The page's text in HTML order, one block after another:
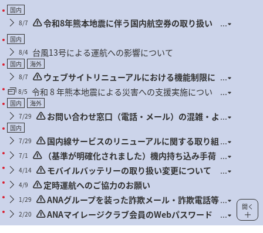
国内
8/7
令和8年熊本地震に伴う国内航空券の取り扱い
について
国内
8/4 台風13号による運航への影響について
国内
海外
8/7
ウェブサイトリニューアルにおける機能制限に
ついて
8/5 令和 8 年熊本地震による災害への支援実施につい
て
国内
海外
7/29
お問い合わせ窓口（電話・メール）の混雑・よ
くあるお問い合わせについて
国内
7/29
国内線サービスのリニューアルに関する取り組
み状況について
7/1
（基準が明確化されました）機内持ち込み手荷
物および身の回り品に関するお願い（2026年7月1日搭乗
分より）
4/14
モバイルバッテリーの取り扱い変更について
（2026年4月24日搭乗分より）
4/9 定時運航へのご協力のお願い
1/29
ANAグループを装った詐欺メール・詐欺電話等
にご注意ください
2/20
ANAマイレージクラブ会員のWebパスワード
管理徹底のお願いとセキュリティ対策推奨のお知らせ
開く